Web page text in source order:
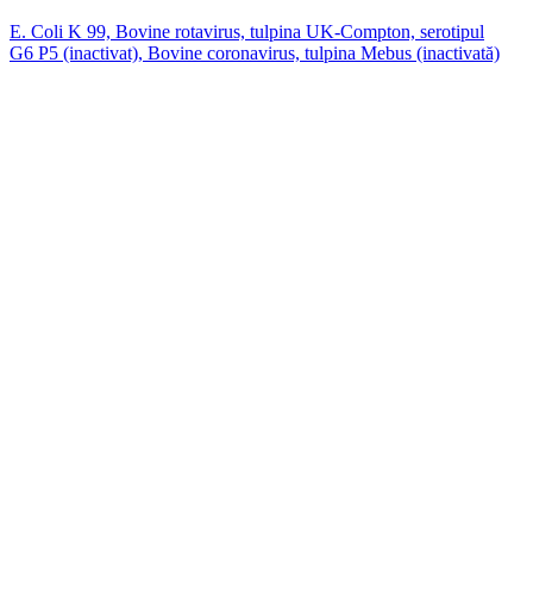
E. Coli K 99, Bovine rotavirus, tulpina UK-Compton, serotipul
G6 P5 (inactivat), Bovine coronavirus, tulpina Mebus (inactivată)